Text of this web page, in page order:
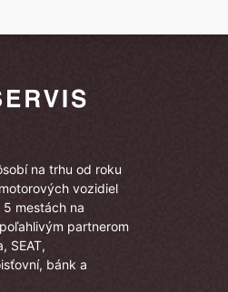
na trhu od roku
vozidiel
mestách na
partnerom
SEAT,
bánk a